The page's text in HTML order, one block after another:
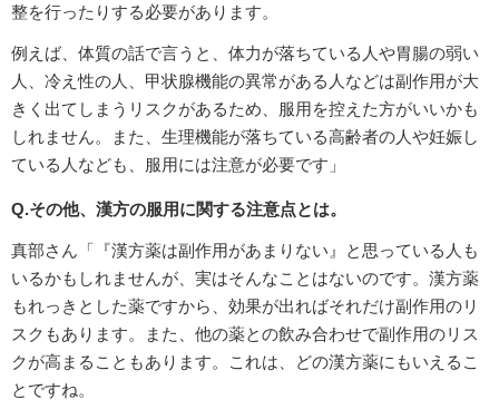
整を行ったりする必要があります。
例えば、体質の話で言うと、体力が落ちている人や胃腸の弱い
人、冷え性の人、甲状腺機能の異常がある人などは副作用が大
きく出てしまうリスクがあるため、服用を控えた方がいいかも
しれません。また、生理機能が落ちている高齢者の人や妊娠し
ている人なども、服用には注意が必要です」
Q.その他、漢方の服用に関する注意点とは。
真部さん「『漢方薬は副作用があまりない』と思っている人も
いるかもしれませんが、実はそんなことはないのです。漢方薬
もれっきとした薬ですから、効果が出ればそれだけ副作用のリ
スクもあります。また、他の薬との飲み合わせで副作用のリス
クが高まることもあります。これは、どの漢方薬にもいえるこ
とですね。